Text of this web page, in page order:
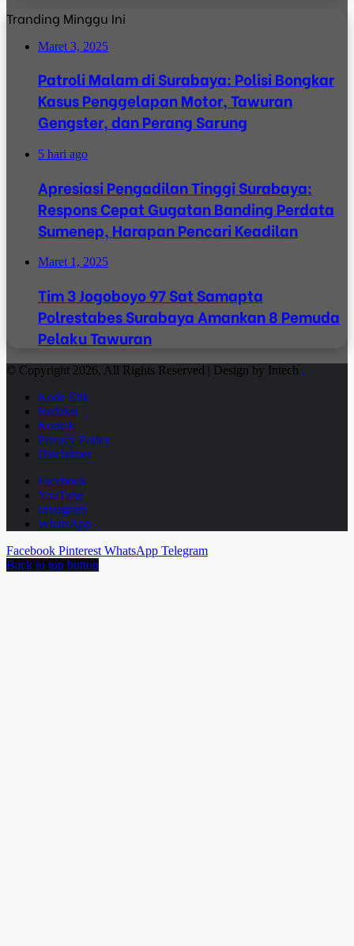
Tranding Minggu Ini
Maret 3, 2025
Patroli Malam di Surabaya: Polisi Bongkar
Kasus Penggelapan Motor, Tawuran
Gengster, dan Perang Sarung
5 hari ago
Apresiasi Pengadilan Tinggi Surabaya:
Respons Cepat Gugatan Banding Perdata
Sumenep, Harapan Pencari Keadilan
Maret 1, 2025
Tim 3 Jogoboyo 97 Sat Samapta
Polrestabes Surabaya Amankan 8 Pemuda
Pelaku Tawuran
© Copyright 2026, All Rights Reserved | Design by Intech .
Kode Etik
Redaksi
Kontak
Privacy Policy
Disclaimer
Facebook
YouTube
Instagram
WhatsApp
Facebook Pinterest WhatsApp Telegram
Back to top button